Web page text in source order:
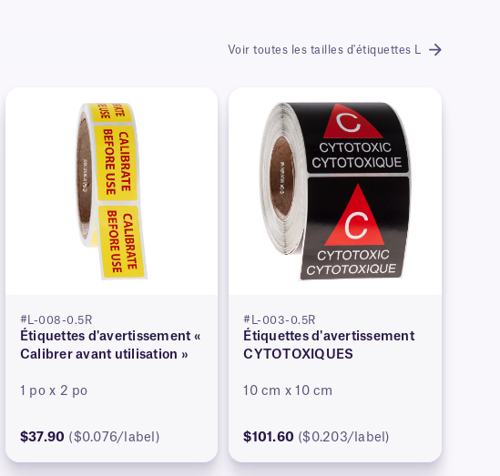
Voir toutes les tailles d'étiquettes L
#L-008-0.5R
Étiquettes d'avertissement «
Calibrer avant utilisation »
1 po x 2 po
$37.90 ($0.076/label)
#L-003-0.5R
Étiquettes d'avertissement
CYTOTOXIQUES
10 cm x 10 cm
$101.60 ($0.203/label)